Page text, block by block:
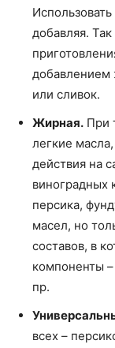
добавляя.
добавлением
или сливок.
Жирная. При
легкие
действия на
виноградных
персика,
масел, но
составов, в
компоненты
пр.
всех –